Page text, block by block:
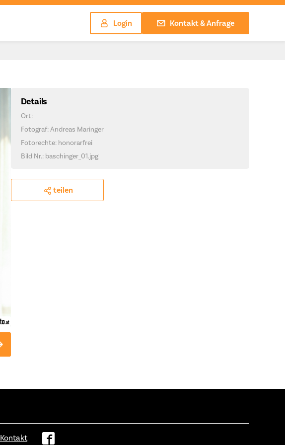
Login Kontakt & Anfrage
Details
Ort:
Fotograf: Andreas Maringer
Fotorechte: honorarfrei
Bild Nr.: baschinger_01.jpg
teilen
Kontakt